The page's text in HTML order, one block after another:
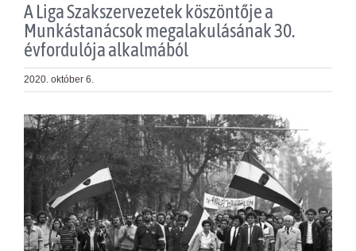
A Liga Szakszervezetek köszöntője a
Munkástanácsok megalakulásának 30.
évfordulója alkalmából
2020. október 6.
View
Larger
Image